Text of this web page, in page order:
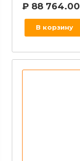
₽ 88 764.00
В корзину